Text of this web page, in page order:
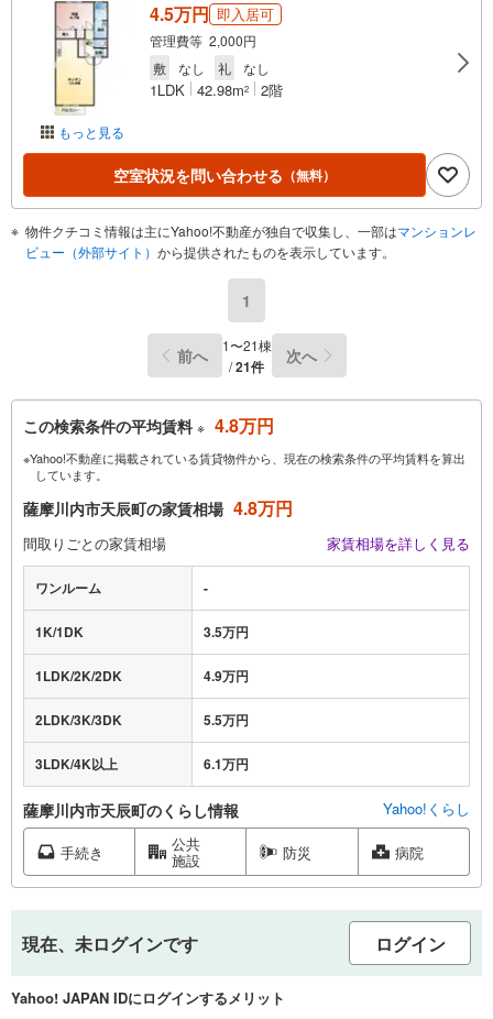
もっと見る
4.5万円 即入居可
管理費等 2,000円
敷
なし 礼 なし
1LDK 42.98m2 2階
空室状況を問い合わせる （無料）
物件クチコミ情報は主にYahoo!不動産が独自で収集し、一部はマンションレ
ビュー（外部サイト） から提供されたものを表示しています。
1
前へ
1〜21棟
/21件 次へ
この検索条件の平均賃料 ※ 4.8万円
※Yahoo!不動産に掲載されている賃貸物件から、現在の検索条件の平均賃料を算出
しています。
薩摩川内市天辰町の家賃相場 4.8万円
間取りごとの家賃相場 家賃相場を詳しく見る
ワンルーム -
1K/1DK 3.5万円
1LDK/2K/2DK 4.9万円
2LDK/3K/3DK 5.5万円
3LDK/4K以上 6.1万円
薩摩川内市天辰町のくらし情報 Yahoo!くらし
手続き 公共
施設 防災 病院
現在、未ログインです ログイン
Yahoo! JAPAN IDにログインするメリット